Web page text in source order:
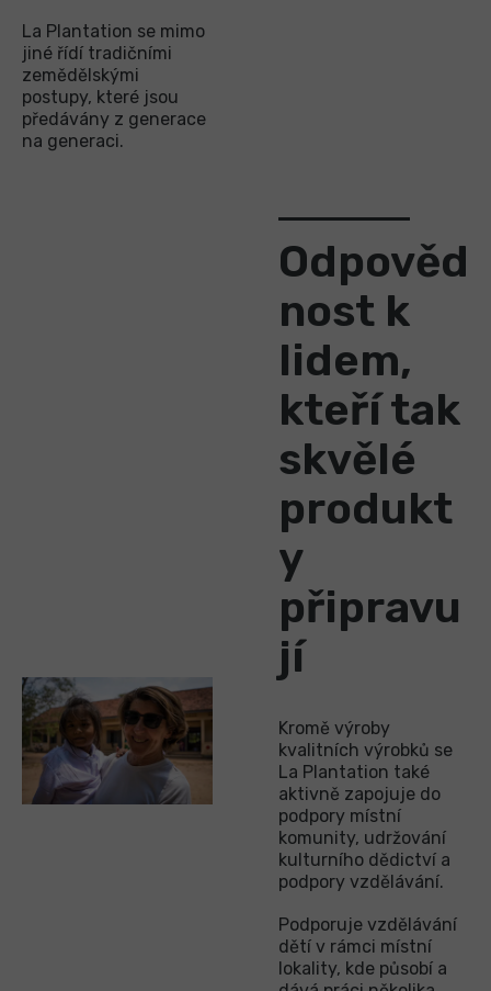
La Plantation se mimo
jiné řídí tradičními
zemědělskými
postupy, které jsou
předávány z generace
na generaci.
Odpověd
nost k
lidem,
kteří tak
skvělé
produkt
y
připravu
jí
Kromě výroby
kvalitních výrobků se
La Plantation také
aktivně zapojuje do
podpory místní
komunity, udržování
kulturního dědictví a
podpory vzdělávání.
Podporuje vzdělávání
dětí v rámci místní
lokality, kde působí a